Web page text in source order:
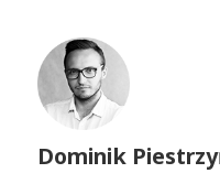
Dominik